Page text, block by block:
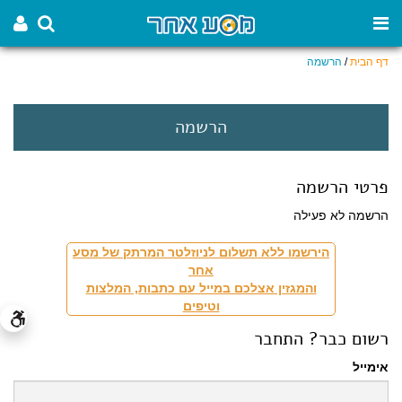
דף הבית/ הרשמה
הרשמה
פרטי הרשמה
הרשמה לא פעילה
הירשמו ללא תשלום לניוזלטר המרתק של מסע
אחר
והמגזין אצלכם במייל עם כתבות, המלצות
וטיפים
רשום כבר? התחבר
אימייל